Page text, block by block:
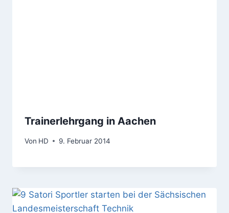
Trainerlehrgang in Aachen
Von HD 9. Februar 2014